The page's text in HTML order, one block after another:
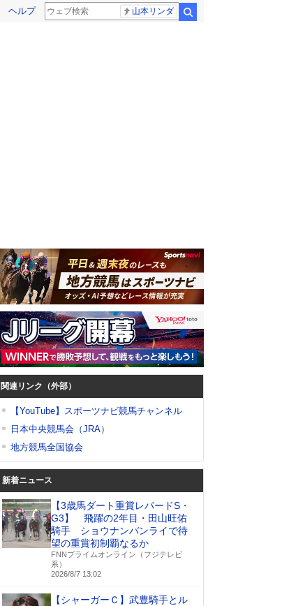
ヘルプ 山本リンダ
関連リンク（外部）
【YouTube】スポーツナビ競馬チャンネル
日本中央競馬会（JRA）
地方競馬全国協会
新着ニュース
【3歳馬ダート重賞レパードS・
G3】 飛躍の2年目・田山旺佑
騎手 ショウナンバンライで待
望の重賞初制覇なるか
FNNプライムオンライン（フジテレビ
系）
2026/8/7 13:02
【シャーガーＣ】武豊騎手とル